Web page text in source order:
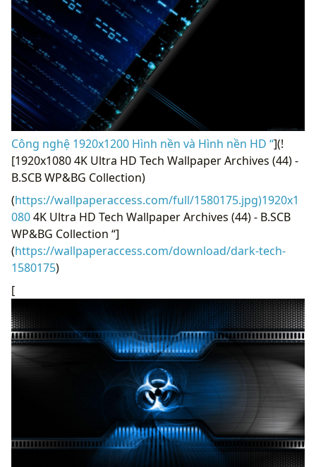
Công nghệ 1920x1200 Hình nền và Hình nền HD “](!
[1920x1080 4K Ultra HD Tech Wallpaper Archives (44) -
B.SCB WP&BG Collection)
(https://wallpaperaccess.com/full/1580175.jpg)1920x1
0804K Ultra HD Tech Wallpaper Archives (44) - B.SCB
WP&BG Collection “]
(https://wallpaperaccess.com/download/dark-tech-
1580175)
[